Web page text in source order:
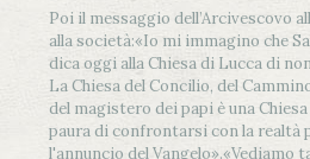
Poi il messaggio dell’Arcivescovo
alla società:«Io mi immagino che
dica oggi alla Chiesa di Lucca di
La Chiesa del Concilio, del
del magistero dei papi è una
paura di confrontarsi con la realtà
l'annuncio del Vangelo».«Vediamo